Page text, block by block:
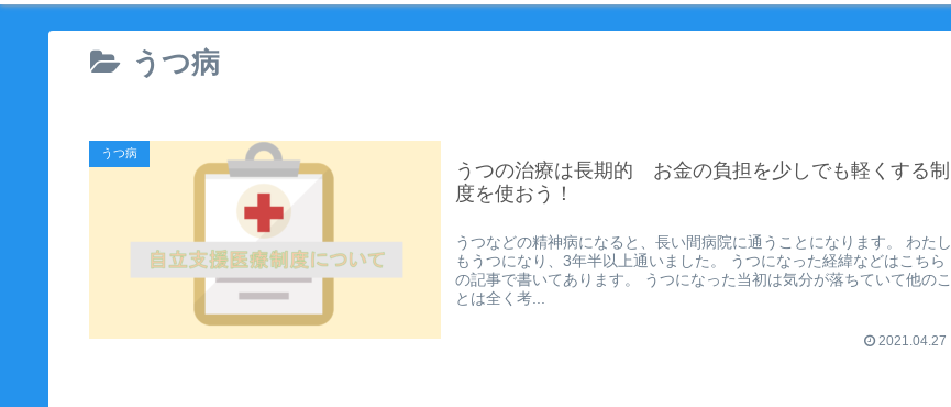
うつ病
うつ病
うつの治療は長期的 お金の負担を少しでも軽くする制
度を使おう！
うつなどの精神病になると、長い間病院に通うことになります。 わたし
もうつになり、3年半以上通いました。 うつになった経緯などはこちら
の記事で書いてあります。 うつになった当初は気分が落ちていて他のこ
とは全く考...
2021.04.27